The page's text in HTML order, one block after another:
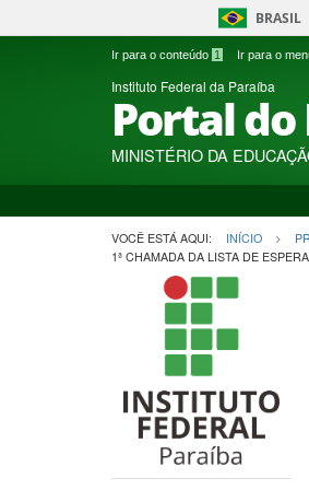
BRASIL
Ir para o conteúdo 1 Ir para o
Instituto Federal da Paraíba
Portal
MINISTÉRIO DA
VOCÊ ESTÁ AQUI: INÍCIO
1ª CHAMADA DA LISTA DE